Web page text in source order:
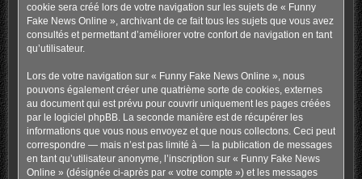
cookie sera créé lors de votre navigation sur les sujets de « Funny
Fake News Online », archivant de ce fait tous les sujets que vous avez
consultés et permettant d’améliorer votre confort de navigation en tant
qu’utilisateur.
Lors de votre navigation sur « Funny Fake News Online », nous
pouvons également créer une quatrième sorte de cookies, externes
au document qui est prévu pour couvrir uniquement les pages créées
par le logiciel phpBB. La seconde manière est de récupérer les
informations que vous nous envoyez et que nous collectons. Ceci peut
correspondre — mais n’est pas limité à — la publication de messages
en tant qu’utilisateur anonyme, l’inscription sur « Funny Fake News
Online » (désignée ci-après par « votre compte ») et les messages